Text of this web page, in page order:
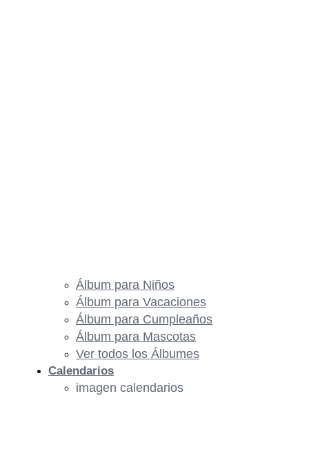
Álbum para Niños
Álbum para Vacaciones
Álbum para Cumpleaños
Álbum para Mascotas
Ver todos los Álbumes
Calendarios
imagen calendarios